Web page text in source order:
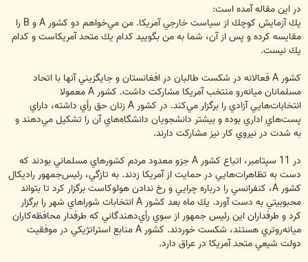
در اين مقاله آمده است:
يك آزمايش كوچك از سياست خارجي آمريكا. من مي‌خواهم دو كشور A و B را
مقايسه كرده و پس از آن، شما به من بگوييد كدام يك متحد آمريكاست و كدام
يك نيست.
كشور A فعالانه در شكست طالبان در افغانستان و جايگزيني آنها با اتحاد
مسلمانان ميانه‌رو منتخب آمريكا مشاركت داشت. كشور A معمولا
انتخابات‌هايي آزادي را برگزار مي‌كند. در كشور A زنان حق رأي داشته، داراي
پست‌هاي اداري بوده و بيشتر دانشجويان دانشگاه‌هاي آن را تشكيل مي‌دهند و
به شدت در نيروي كار نيز مشاركت دارند.
در 11 سپتامبر، اتباع كشور A جزو معدود مردم كشورهاي مسلماني بودند كه
دست به تظاهرات‌هايي در حمايت از آمريكا زدند. به تازگي، رئيس‌جمهور راديكال
كشور A، كنفرانسي را درباره چرايي و رخ ندادن هولوكاست برگزار كرد تا بتواند
محبوبيتي به دست آورد. يك ماه بعد كشور A انتخابات شوراهاي شهر را برگزار
كرد و طرفداران اين رئيس جمهور از سوي رأي‌دهندگاني كه طرفدار محافظه‌كاران
ميانه‌روتري هستند، شكست خوردند. كشور A منابع استراتژيكي در موفقيت
دولت شيعي متحد آمريكا در عراق دارد.